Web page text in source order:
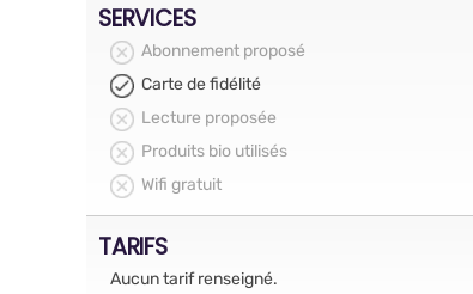
SERVICES
Abonnement proposé
Carte de fidélité
Lecture proposée
Produits bio utilisés
Wifi gratuit
TARIFS
Aucun tarif renseigné.